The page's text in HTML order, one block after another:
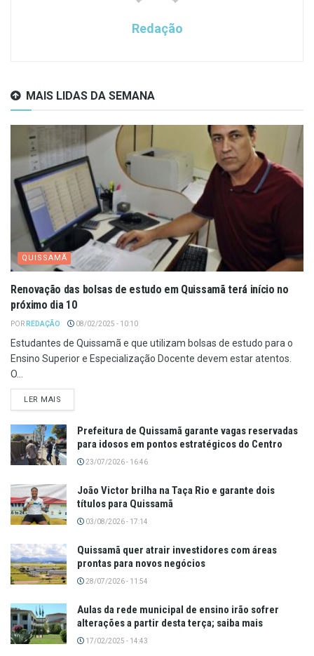
Redação
MAIS LIDAS DA SEMANA
QUISSAMÃ
Renovação das bolsas de estudo em Quissamã terá início no
próximo dia 10
POR REDAÇÃO 08/02/2025 - 10:10
Estudantes de Quissamã e que utilizam bolsas de estudo para o
Ensino Superior e Especialização Docente devem estar atentos.
O...
LER MAIS
Prefeitura de Quissamã garante vagas reservadas
para idosos em pontos estratégicos do Centro
23/07/2026 - 16:46
João Victor brilha na Taça Rio e garante dois
títulos para Quissamã
03/08/2026 - 17:14
Quissamã quer atrair investidores com áreas
prontas para novos negócios
28/07/2026 - 11:54
Aulas da rede municipal de ensino irão sofrer
alterações a partir desta terça; saiba mais
17/02/2025 - 14:43